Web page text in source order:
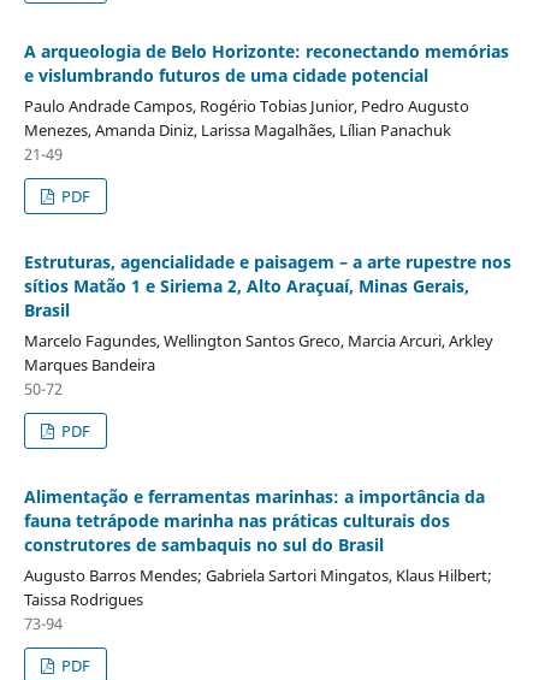
A arqueologia de Belo Horizonte: reconectando memórias
e vislumbrando futuros de uma cidade potencial
Paulo Andrade Campos, Rogério Tobias Junior, Pedro Augusto
Menezes, Amanda Diniz, Larissa Magalhães, Lílian Panachuk
21-49
PDF
Estruturas, agencialidade e paisagem – a arte rupestre nos
sítios Matão 1 e Siriema 2, Alto Araçuaí, Minas Gerais,
Brasil
Marcelo Fagundes, Wellington Santos Greco, Marcia Arcuri, Arkley
Marques Bandeira
50-72
PDF
Alimentação e ferramentas marinhas: a importância da
fauna tetrápode marinha nas práticas culturais dos
construtores de sambaquis no sul do Brasil
Augusto Barros Mendes; Gabriela Sartori Mingatos, Klaus Hilbert;
Taissa Rodrigues
73-94
PDF